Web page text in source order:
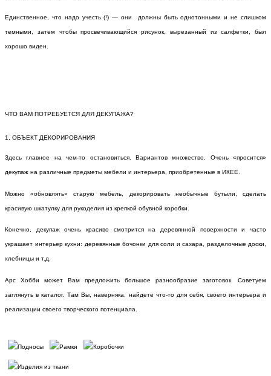
Единственное, что надо учесть (!) — они должны быть однотонными и не слишком
темными, затем чтобы просвечивающийся рисунок, вырезанный из салфетки, был
хорошо виден.
ЧТО ВАМ ПОТРЕБУЕТСЯ ДЛЯ ДЕКУПАЖА?
1. ОБЪЕКТ ДЕКОРИРОВАНИЯ
Здесь главное на чем-то остановиться. Вариантов множество. Очень «просится»
декупаж на различные предметы мебели и интерьера, приобретенные в ИКЕЕ.
Можно «обновлять» старую мебель, декорировать необычные бутыли, сделать
красивую шкатулку для рукоделия из крепкой обувной коробки.
Конечно, декупаж очень красиво смотрится на деревянной поверхности и часто
украшает интерьер кухни: деревянные бочонки для соли и сахара, разделочные доски,
хлебницы и т.д.
Арс Хобби может Вам предложить большое разнообразие заготовок. Советуем
заглянуть в каталог. Там Вы, наверняка, найдете что-то для себя, своего интерьера и
реализации своего творческого потенциала.